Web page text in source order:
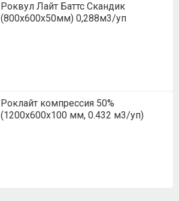
Роквул Лайт Баттс Скандик
(800х600х50мм) 0,288м3/уп
Роклайт компрессия 50%
(1200х600х100 мм, 0.432 м3/уп)